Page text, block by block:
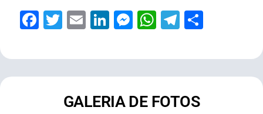
Facebook
Twitter
EmailLinkedIn
Messenger
WhatsApp
Telegram
GALERIA DE FOTOS